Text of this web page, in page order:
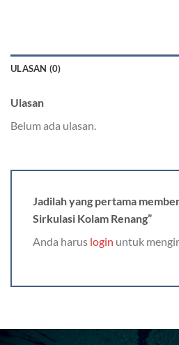
ULASAN (0)
Ulasan
Belum ada ulasan.
Jadilah yang pertama
Sirkulasi Kolam Renang”
Anda harus login untuk